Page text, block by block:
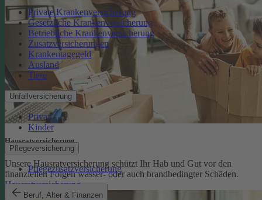
Private Krankenversicherung
Gesetzliche Krankenversicherung
Betriebliche Krankenversicherung
Zusatzversicherungen
Krankentagegeld
Ausland
Tiere
Unfallversicherung
Privat
Kinder
Pflegeversicherung
Pflegezusatzversicherung
Beruf, Alter & Finanzen
Hausratversicherung
Unsere Hausratversicherung schützt Ihr Hab und Gut vor den
finanziellen Folgen wasser- oder auch brandbedingter Schäden.
Hausratversicherung